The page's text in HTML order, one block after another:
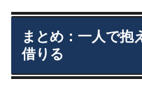
まとめ：一人で抱
借りる